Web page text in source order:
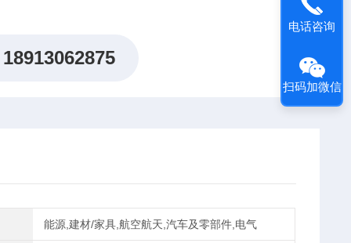
18913062875
能源,建材/家具,航空航天,汽车及零部件,电气
电话咨询
扫码加微信